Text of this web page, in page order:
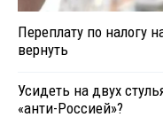
Переплату по налогу
вернуть
Усидеть на двух
«анти-Россией»?